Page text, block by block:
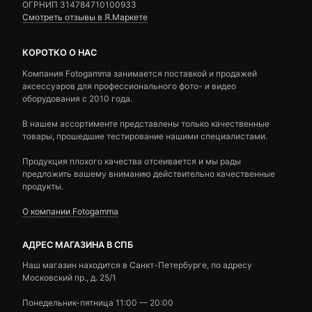
ОГРНИП 314784710100933
Смотреть отзывы в Я.Маркете
КОРОТКО О НАС
Компания Fotogamma занимается поставкой и продажей
аксессуаров для профессионального фото- и видео
оборудования с 2010 года.
В нашем ассортименте представлены только качественные
товары, прошедшие тестирование нашими специалистами.
Продукция плохого качества отсеивается и мы рады
предложить вашему вниманию действительно качественные
продукты.
О компании Fotogamma
АДРЕС МАГАЗИНА В СПБ
Наш магазин находится в Санкт-Петербурге, по адресу
Московский пр., д. 25/1
Понедельник-пятница 11:00 — 20:00